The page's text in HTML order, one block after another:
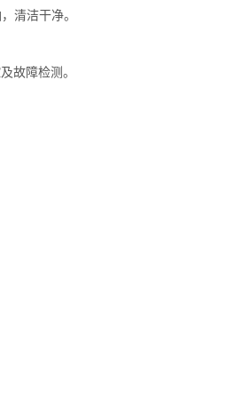
清洁干净。
故障检测。